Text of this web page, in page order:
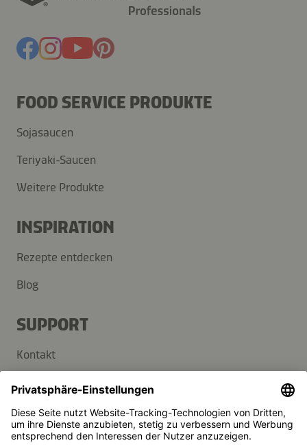
FOOD SERVICE PRODUKTE
Sojasaucen
Teriyaki-Saucen
Weitere Produkte
INSPIRATION
Rezepte entdecken
Blog
SUPPORT
Kontakt
FAQ
Presse